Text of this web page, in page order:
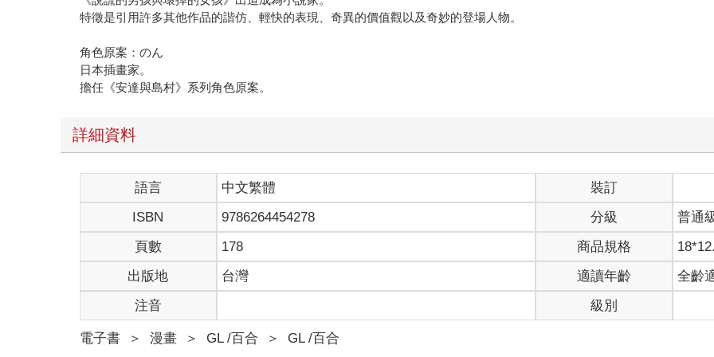
特徵是引用許多其他作品的諧仿、輕快的表現、奇異的價值觀以及奇妙的登場人物。
角色原案：のん
日本插畫家。
擔任《安達與島村》系列角色原案。
詳細資料
語言 中文繁體
裝訂
ISBN
9786264454278 分級
普通
頁數
178 商品規格
出版地
台灣 適讀年齡
全齡
注音
級別
電子書 ＞ 漫畫 ＞ GL /百合 ＞ GL /百合